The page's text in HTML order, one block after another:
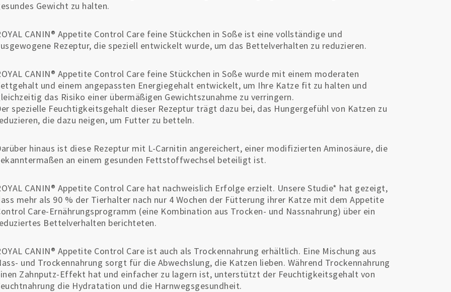
Gewicht zu halten.
CANIN® Appetite Control Care feine Stückchen in Soße ist eine vollständige und
Rezeptur, die speziell entwickelt wurde, um das Bettelverhalten zu reduzieren.
CANIN® Appetite Control Care feine Stückchen in Soße wurde mit einem moderaten
und einem angepassten Energiegehalt entwickelt, um Ihre Katze fit zu halten und
das Risiko einer übermäßigen Gewichtszunahme zu verringern.
spezielle Feuchtigkeitsgehalt dieser Rezeptur trägt dazu bei, das Hungergefühl von Katzen zu
die dazu neigen, um Futter zu betteln.
hinaus ist diese Rezeptur mit L-Carnitin angereichert, einer modifizierten Aminosäure, die
an einem gesunden Fettstoffwechsel beteiligt ist.
CANIN® Appetite Control Care hat nachweislich Erfolge erzielt. Unsere Studie* hat gezeigt,
mehr als 90 % der Tierhalter nach nur 4 Wochen der Fütterung ihrer Katze mit dem Appetite
Care-Ernährungsprogramm (eine Kombination aus Trocken- und Nassnahrung) über ein
Bettelverhalten berichteten.
CANIN® Appetite Control Care ist auch als Trockennahrung erhältlich. Eine Mischung aus
und Trockennahrung sorgt für die Abwechslung, die Katzen lieben. Während Trockennahrung
Zahnputz-Effekt hat und einfacher zu lagern ist, unterstützt der Feuchtigkeitsgehalt von
die Hydratation und die Harnwegsgesundheit.